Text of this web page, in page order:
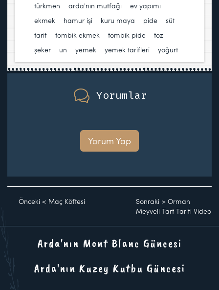
türkmen
arda'nın mutfağı
ev yapımı
ekmek
hamur işi kuru maya pide süt
tarif
tombik ekmek tombik pide
toz
şeker
un yemek yemek tarifleri yoğurt
Yorumlar
Yorum Yap
Önceki < Maç Köftesi Sonraki >Orman
Meyveli Tart Tarifi Video
Arda'nın Mont Blanc Güncesi
Arda'nın Kuzey Kutbu Güncesi